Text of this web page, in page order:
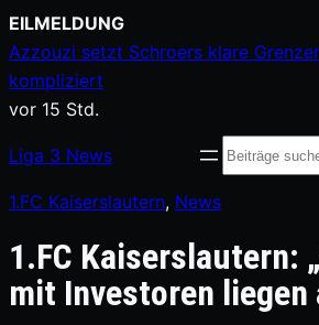
Zum
Inhalt
springen
EILMELDUNG
Azzouzi setzt Schroers klare
kompliziert
vor 15 Std.
Liga 3 News Suche
1.FC Kaiserslautern, News
1.FC Kaiserslautern:
mit Investoren liegen